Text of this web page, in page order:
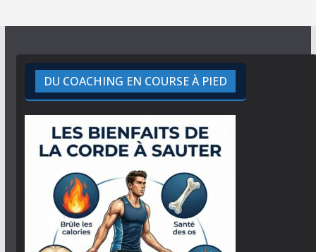
DU COACHING EN COURSE À PIED